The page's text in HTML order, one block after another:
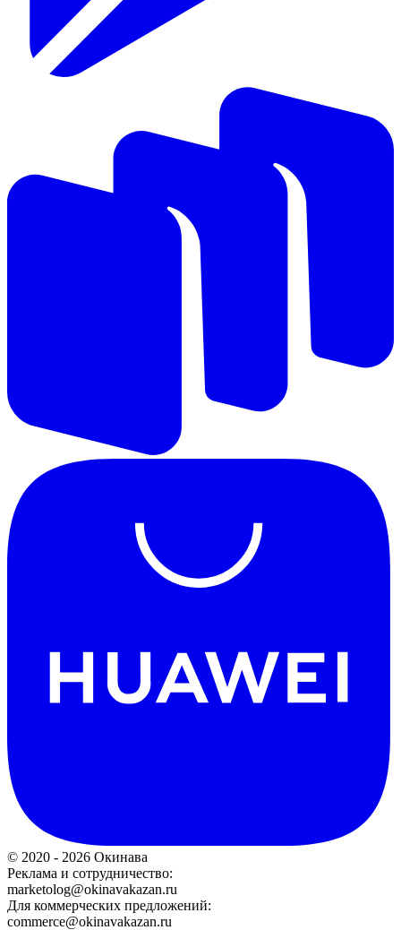
© 2020 - 2026 Окинава
Реклама и сотрудничество:
marketolog@okinavakazan.ru
Для коммерческих предложений:
commerce@okinavakazan.ru